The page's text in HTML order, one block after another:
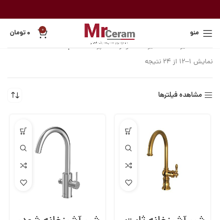
منو 0 ۰تومان
شیرآلات شیرآلات شودر آشپزخانه ثابت
نمایش 1–12 از 24 نتیجه
مشاهده فیلترها